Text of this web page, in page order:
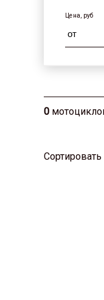
Цена, руб
0
Cортировать